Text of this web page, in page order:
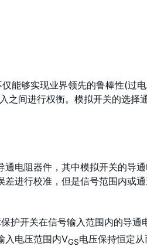
能够实现业界领先的鲁棒性(过
之间进行权衡。模拟开关的选择
通电阻器件，其中模拟开关的
差进行校准，但是信号范围内或
护开关在信号输入范围内的导
入电压范围内VGS电压保持恒定